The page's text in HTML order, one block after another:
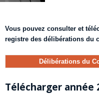
Vous pouvez consulter et
registre des délibérations du
Délibérations du
Télécharger année